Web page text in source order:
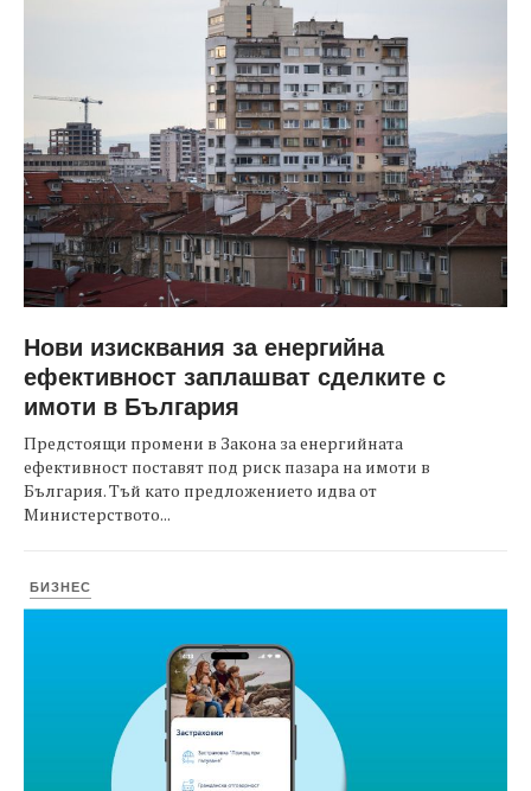
Нови изисквания за енергийна
ефективност заплашват сделките с
имоти в България
Предстоящи промени в Закона за енергийната
ефективност поставят под риск пазара на имоти в
България. Тъй като предложението идва от
Министерството...
БИЗНЕС